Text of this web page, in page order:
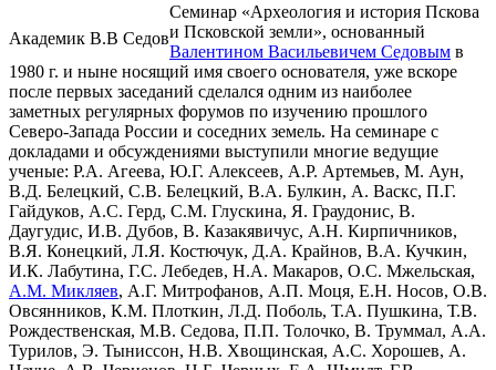
Академик В.В Седов
Семинар «Археология и история Пскова
и Псковской земли», основанный
Валентином Васильевичем Седовым в
1980 г. и ныне носящий имя своего основателя, уже вскоре
после первых заседаний сделался одним из наиболее
заметных регулярных форумов по изучению прошлого
Северо-Запада России и соседних земель. На семинаре с
докладами и обсуждениями выступили многие ведущие
ученые: Р.А. Агеева, Ю.Г. Алексеев, А.Р. Артемьев, М. Аун,
В.Д. Белецкий, С.В. Белецкий, В.А. Булкин, А. Васкс, П.Г.
Гайдуков, А.С. Герд, С.М. Глускина, Я. Граудонис, В.
Даугудис, И.В. Дубов, В. Казакявичус, А.Н. Кирпичников,
В.Я. Конецкий, Л.Я. Костючук, Д.А. Крайнов, В.А. Кучкин,
И.К. Лабутина, Г.С. Лебедев, Н.А. Макаров, О.С. Мжельская,
А.М. Микляев, А.Г. Митрофанов, А.П. Моця, Е.Н. Носов, О.В.
Овсянников, К.М. Плоткин, Л.Д. Поболь, Т.А. Пушкина, Т.В.
Рождественская, М.В. Седова, П.П. Толочко, В. Труммал, А.А.
Турилов, Э. Тыниссон, Н.В. Хвощинская, А.С. Хорошев, А.